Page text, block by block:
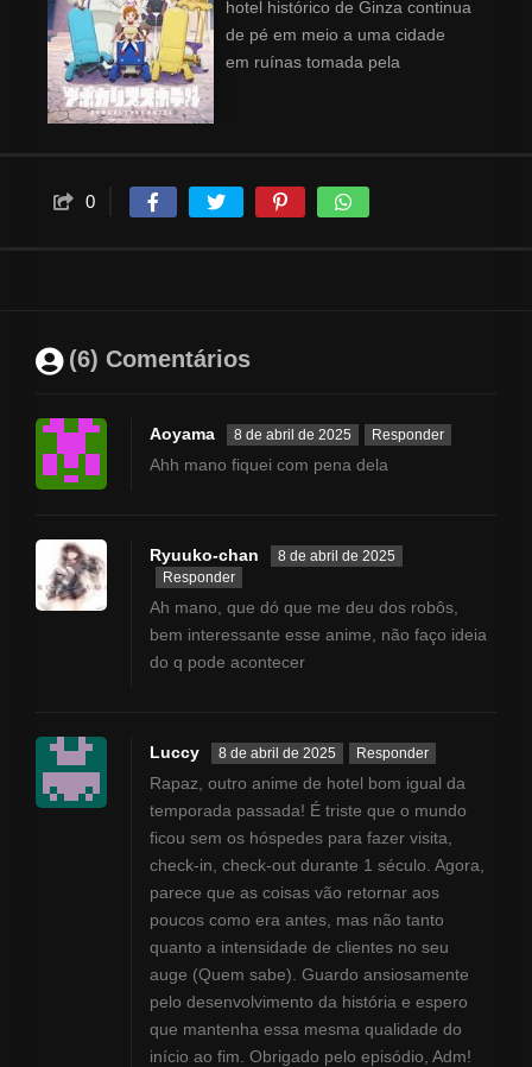
hotel histórico de Ginza continua
de pé em meio a uma cidade
em ruínas tomada pela
0
(6) Comentários
Aoyama 8 de abril de 2025 Responder
Ahh mano fiquei com pena dela
Ryuuko-chan
8 de abril de 2025
Responder
Ah mano, que dó que me deu dos robôs,
bem interessante esse anime, não faço ideia
do q pode acontecer
Luccy 8 de abril de 2025 Responder
Rapaz, outro anime de hotel bom igual da
temporada passada! É triste que o mundo
ficou sem os hóspedes para fazer visita,
check-in, check-out durante 1 século. Agora,
parece que as coisas vão retornar aos
poucos como era antes, mas não tanto
quanto a intensidade de clientes no seu
auge (Quem sabe). Guardo ansiosamente
pelo desenvolvimento da história e espero
que mantenha essa mesma qualidade do
início ao fim. Obrigado pelo episódio, Adm!